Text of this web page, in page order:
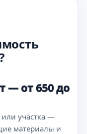
— от 650 до
участка —
материалы и